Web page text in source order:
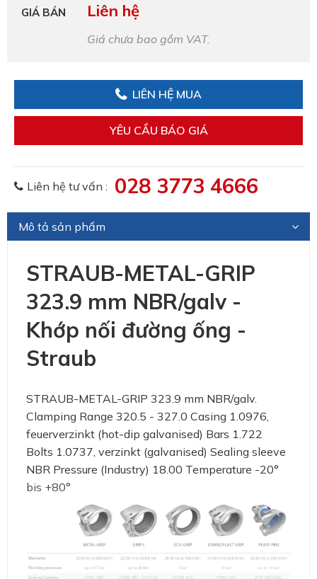
GIÁ BÁN Liên hệ
Giá chưa bao gồm VAT.
LIÊN HỆ MUA
YÊU CẦU BÁO GIÁ
Liên hệ tư vấn : 028 3773 4666
Mô tả sản phẩm
STRAUB-METAL-GRIP
323.9 mm NBR/galv -
Khớp nối đường ống -
Straub
STRAUB-METAL-GRIP 323.9 mm NBR/galv.
Clamping Range 320.5 - 327.0 Casing 1.0976,
feuerverzinkt (hot-dip galvanised) Bars 1.722
Bolts 1.0737, verzinkt (galvanised) Sealing sleeve
NBR Pressure (Industry) 18.00 Temperature -20°
bis +80°